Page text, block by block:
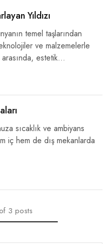
Yıldızı
temel taşlarından
ve malzemelerle
estetik…
sıcaklık ve ambiyans
iç hem de dış mekanlarda
3 posts